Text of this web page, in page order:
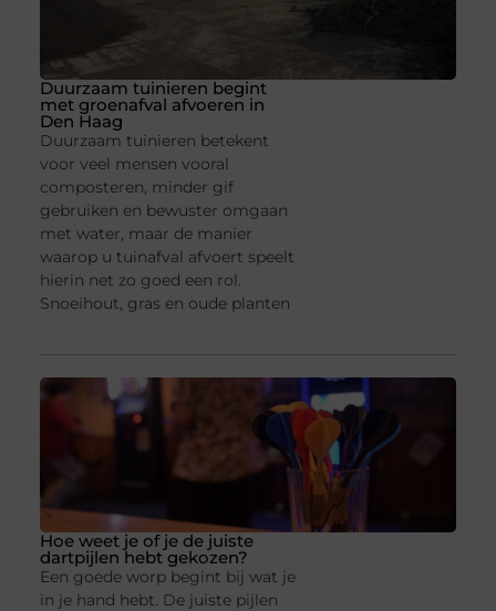
Duurzaam tuinieren begint
met groenafval afvoeren in
Den Haag
Duurzaam tuinieren betekent
voor veel mensen vooral
composteren, minder gif
gebruiken en bewuster omgaan
met water, maar de manier
waarop u tuinafval afvoert speelt
hierin net zo goed een rol.
Snoeihout, gras en oude planten
Hoe weet je of je de juiste
dartpijlen hebt gekozen?
Een goede worp begint bij wat je
in je hand hebt. De juiste pijlen